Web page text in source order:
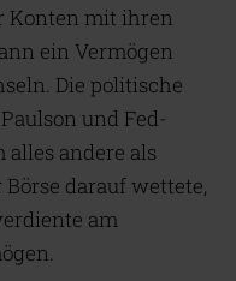
Konten mit ihren
ein Vermögen
Die politische
und Fed-
andere als
darauf wettete,
am